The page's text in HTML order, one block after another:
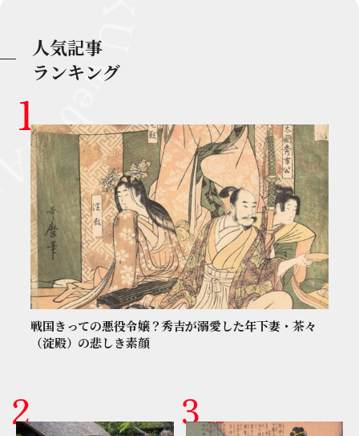
人気記事
ランキング
戦国きっての悪役令嬢？秀吉が溺愛した年下妻・茶々
（淀殿）の悲しき素顔